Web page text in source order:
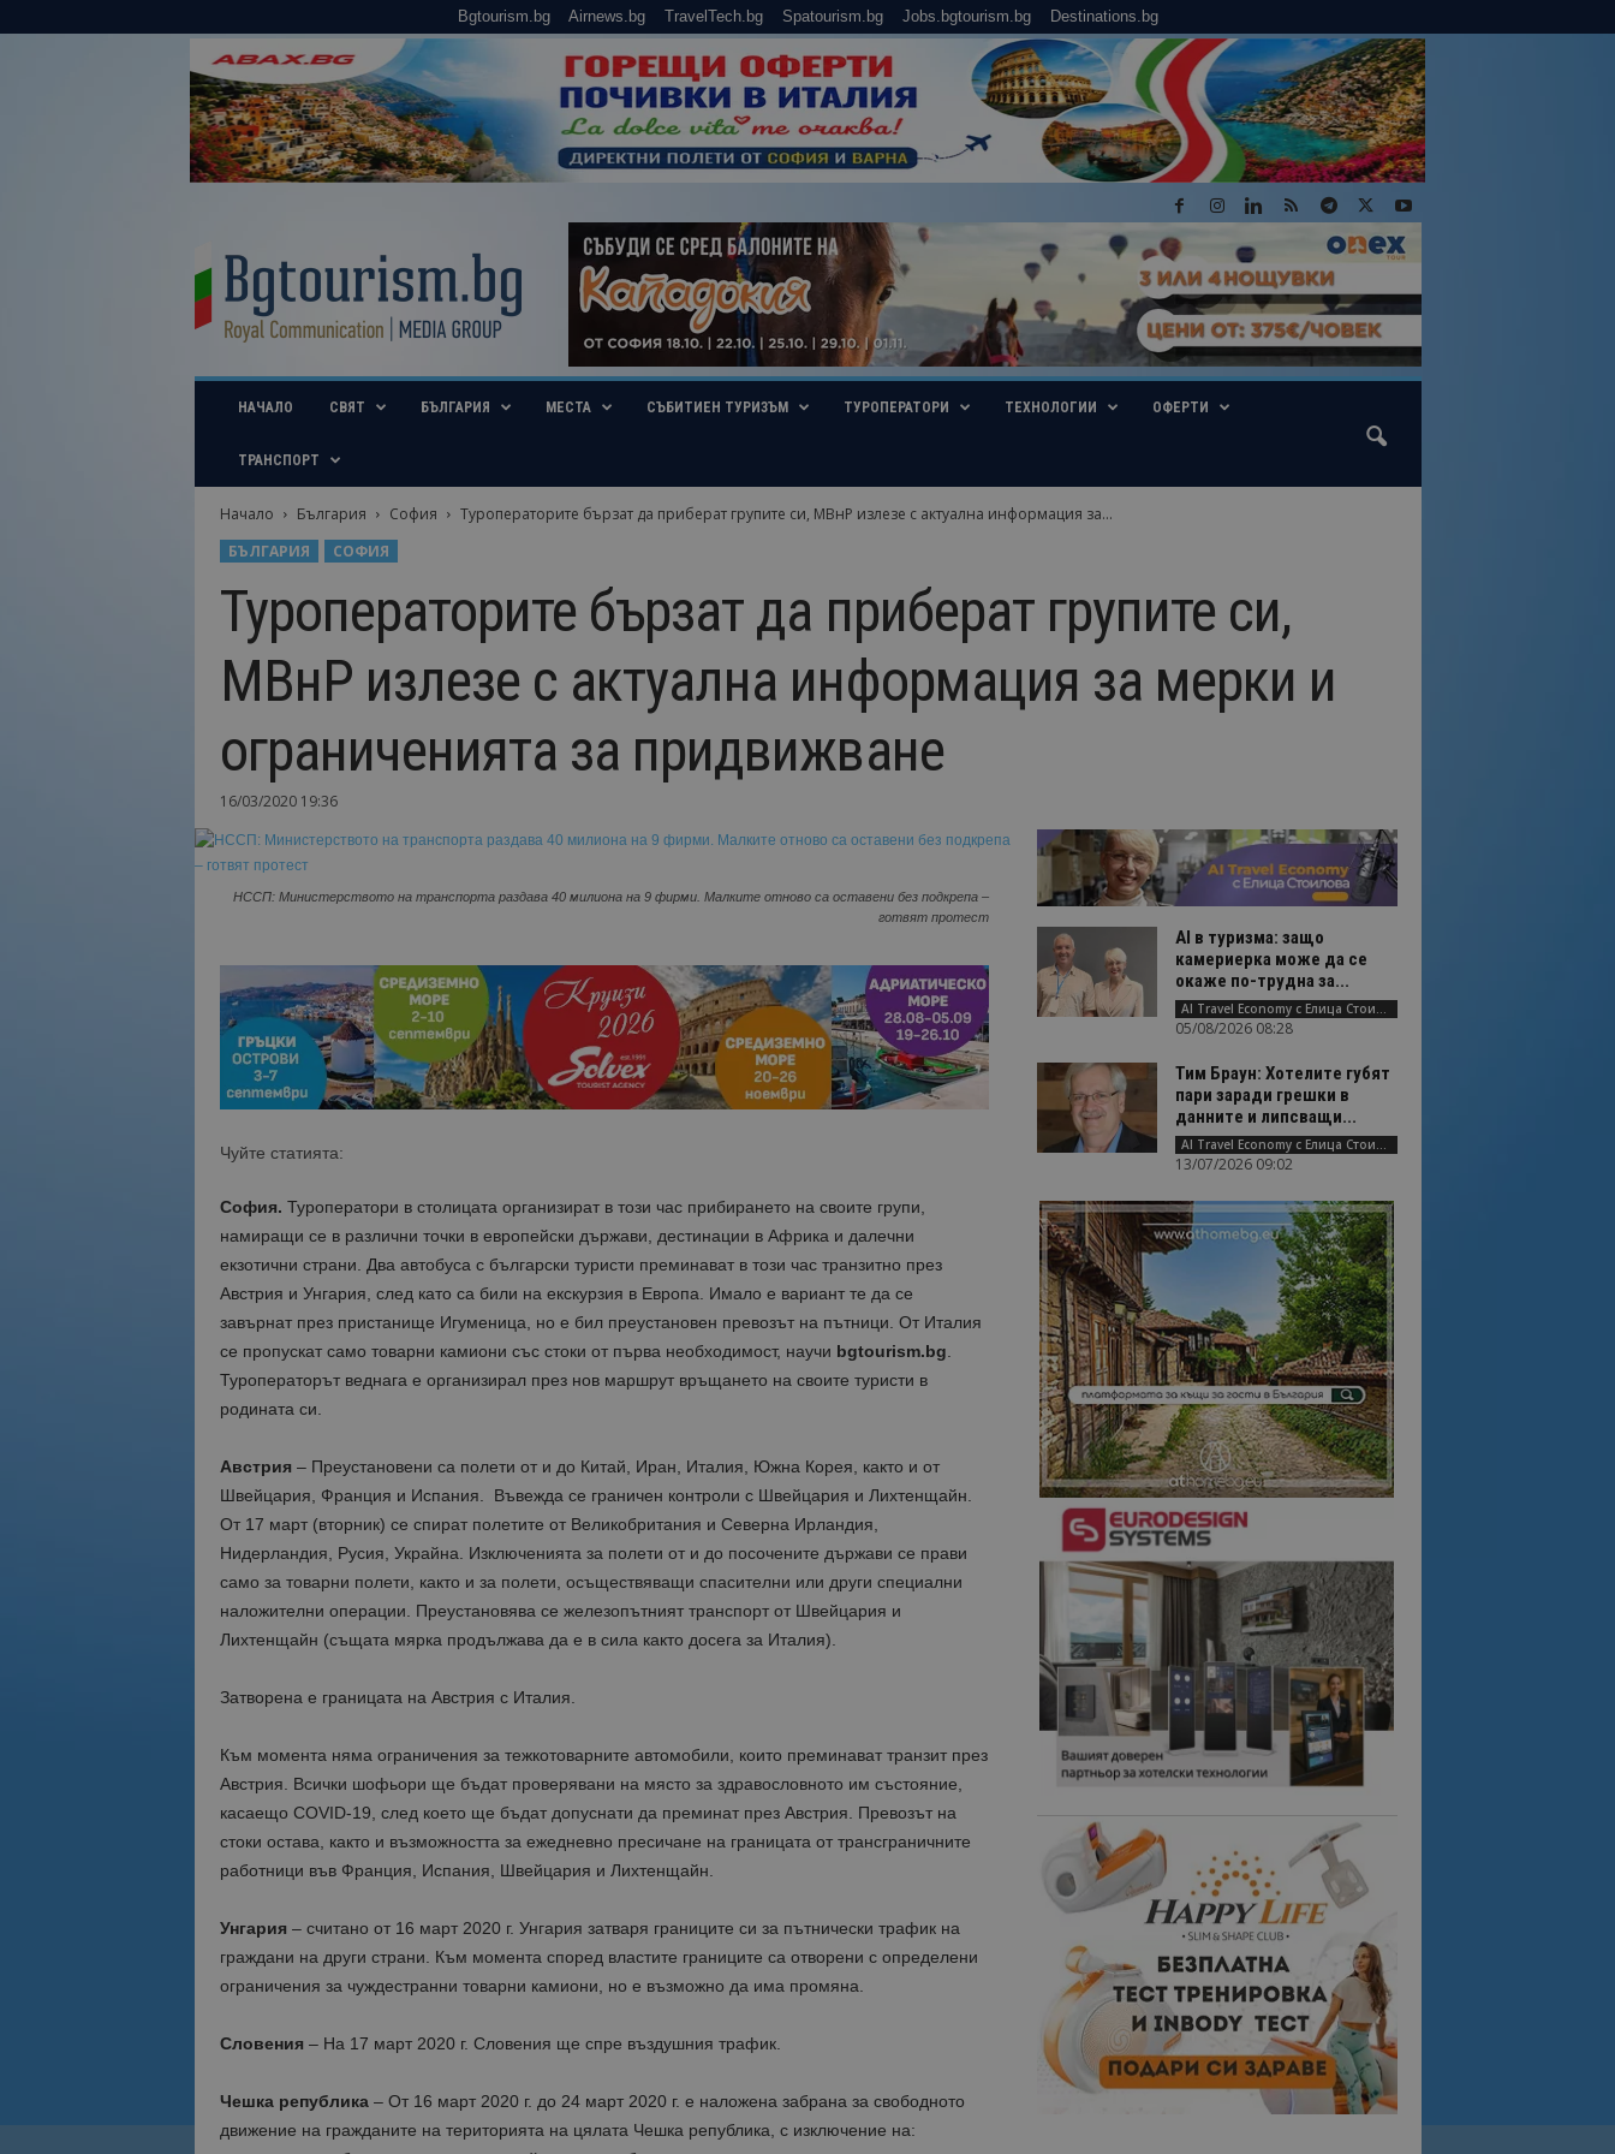
Bgtourism.bg Airnews.bg TravelTech.bg Spatourism.bg Jobs.bgtourism.bg Destinations.bg
u
i
b
о
т
НАЧАЛО СВЯТ БЪЛГАРИЯ МЕСТА СЪБИТИЕН ТУРИЗЪМ ТУРОПЕРАТОРИ ТЕХНОЛОГИИ ОФЕРТИ
ТРАНСПОРТ
Начало България София
Туроператорите бързат да приберат групите си, МВнР излезе с актуална информация за...
БЪЛГАРИЯ
СОФИЯ
Туроператорите бързат да приберат групите си,
МВнР излезе с актуална информация за мерки и
ограниченията за придвижване
16/03/2020 19:36
НССП: Министерството на транспорта раздава 40 милиона на 9 фирми. Малките отново са оставени без подкрепа –
готвят протест
Чуйте статията:
София. Туроператори в столицата организират в този час прибирането на своите групи,
намиращи се в различни точки в европейски държави, дестинации в Африка и далечни
екзотични страни. Два автобуса с български туристи преминават в този час транзитно през
Австрия и Унгария, след като са били на екскурзия в Европа. Имало е вариант те да се
завърнат през пристанище Игуменица, но е бил преустановен превозът на пътници. От Италия
се пропускат само товарни камиони със стоки от първа необходимост, научи bgtourism.bg
Туроператорът веднага е организирал през нов маршрут връщането на своите туристи в
родината си.
Австрия – Преустановени са полети от и до Китай, Иран, Италия, Южна Корея, както и от
Швейцария, Франция и Испания. Въвежда се граничен контроли с Швейцария и Лихтенщайн.
От 17 март (вторник) се спират полетите от Великобритания и Северна Ирландия,
Нидерландия, Русия, Украйна. Изключенията за полети от и до посочените държави се прави
само за товарни полети, както и за полети, осъществяващи спасителни или други специални
наложителни операции. Преустановява се железопътният транспорт от Швейцария и
Лихтенщайн (същата мярка продължава да е в сила както досега за Италия).
Затворена е границата на Австрия с Италия.
Към момента няма ограничения за тежкотоварните автомобили, които преминават транзит през
Австрия. Всички шофьори ще бъдат проверявани на място за здравословното им състояние,
касаещо COVID-19, след което ще бъдат допуснати да преминат през Австрия. Превозът на
стоки остава, както и възможността за ежедневно пресичане на границата от трансграничните
работници във Франция, Испания, Швейцария и Лихтенщайн.
Унгария – считано от 16 март 2020 г. Унгария затваря границите си за пътнически трафик на
граждани на други страни. Към момента според властите границите са отворени с определени
ограничения за чуждестранни товарни камиони, но е възможно да има промяна.
Словения – На 17 март 2020 г. Словения ще спре въздушния трафик.
Чешка република– От 16 март 2020 г. до 24 март 2020 г. е наложена забрана за свободното
движение на гражданите на територията на цялата Чешка република, с изключение на:
AI в туризма: защо
камериерка може да се
окаже по-трудна за...
AI Travel Economy с Елица Стоилова
05/08/2026 08:28
Тим Браун: Хотелите губят
пари заради грешки в
данните и липсващи...
AI Travel Economy с Елица Стоилова
13/07/2026 09:02